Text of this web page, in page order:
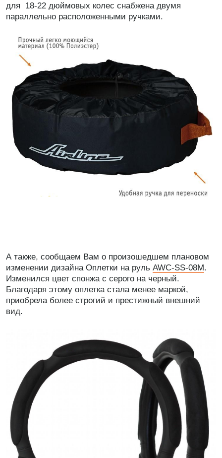
для 18-22 дюймовых колес снабжена двумя
параллельно расположенными ручками.
А также, сообщаем Вам о произошедшем плановом
изменении дизайна Оплетки на руль AWC-SS-08M.
Изменился цвет спонжа с серого на черный.
Благодаря этому оплетка стала менее маркой,
приобрела более строгий и престижный внешний
вид.